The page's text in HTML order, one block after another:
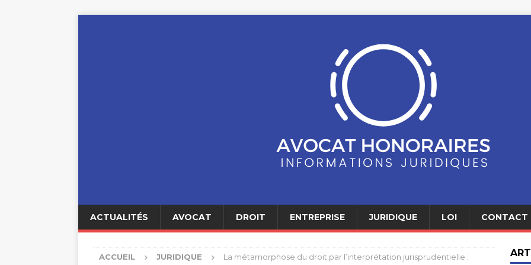
ACTUALITÉS AVOCAT DROIT ENTREPRISE JURIDIQUE LOI CONTACT
ACCUEIL JURIDIQUE
La métamorphose du droit par l’interprétation jurisprudentielle :